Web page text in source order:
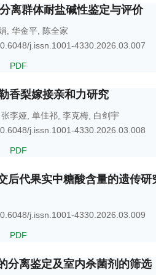
离群体耐盐碱性鉴定与评价
华金平
陈全家
j.issn.1001-4330.2026.03.007
PDF
香梨嫁接亲和力研究
张李娅 单佳祁 李克梅 白剑宇
j.issn.1001-4330.2026.03.008
PDF
后代果实中糖酸含量的遗传研
j.issn.1001-4330.2026.03.009
PDF
分离鉴定及室内杀菌剂的筛选